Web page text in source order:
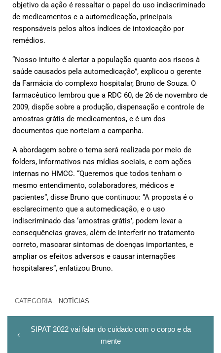
objetivo da ação é ressaltar o papel do uso indiscriminado
de medicamentos e a automedicação, principais
responsáveis pelos altos índices de intoxicação por
remédios.
“Nosso intuito é alertar a população quanto aos riscos à
saúde causados pela automedicação”, explicou o gerente
da Farmácia do complexo hospitalar, Bruno de Souza. O
farmacêutico lembrou que a RDC 60, de 26 de novembro de
2009, dispõe sobre a produção, dispensação e controle de
amostras grátis de medicamentos, e é um dos
documentos que norteiam a campanha.
A abordagem sobre o tema será realizada por meio de
folders, informativos nas mídias sociais, e com ações
internas no HMCC. “Queremos que todos tenham o
mesmo entendimento, colaboradores, médicos e
pacientes”, disse Bruno que continuou: “A proposta é o
esclarecimento que a automedicação, e o uso
indiscriminado das ‘amostras grátis’, podem levar a
consequências graves, além de interferir no tratamento
correto, mascarar sintomas de doenças importantes, e
ampliar os efeitos adversos e causar internações
hospitalares”, enfatizou Bruno.
CATEGORIA: NOTÍCIAS
SIPAT 2022 vai falar do cuidado com o corpo e da
mente